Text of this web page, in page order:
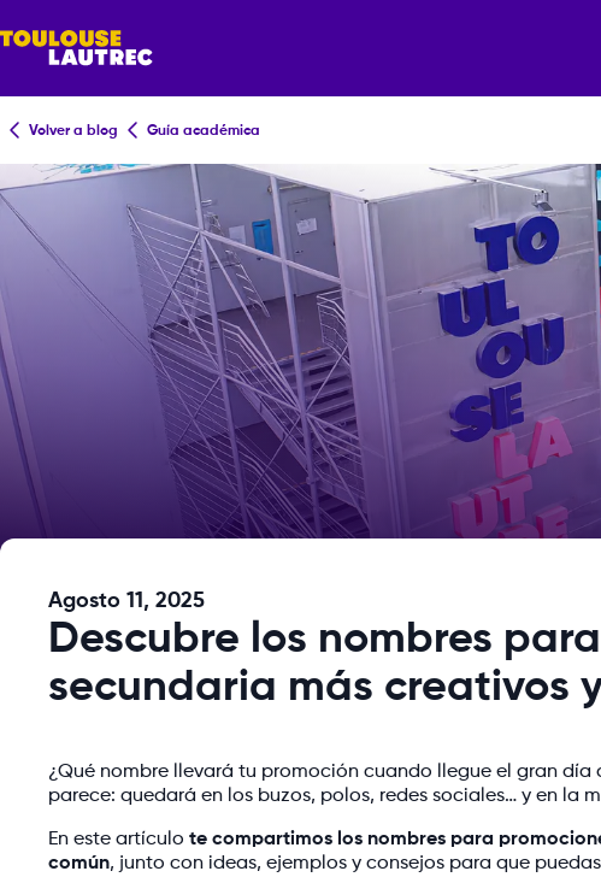
Volver a blog Guía académica
Agosto 11, 2025
Descubre los nombres
secundaria más creativos
¿Qué nombre llevará tu promoción cuando llegue el gran
parece: quedará en los buzos, polos, redes sociales… y en la
En este artículo te compartimos los nombres para
común, junto con ideas, ejemplos y consejos para que